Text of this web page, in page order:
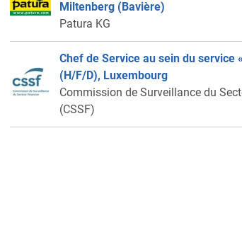
Miltenberg (Bavière)
Patura KG
Chef de Service au sein du service
(H/F/D), Luxembourg
Commission de Surveillance du
(CSSF)